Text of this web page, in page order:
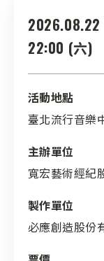
22:00 (六)
活動地點
臺北流行音樂
主辦單位
寬宏藝術經紀
製作單位
必應創造股份